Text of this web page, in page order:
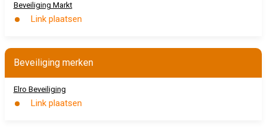
Beveiliging Markt
Link plaatsen
Beveiliging merken
Elro Beveiliging
Link plaatsen